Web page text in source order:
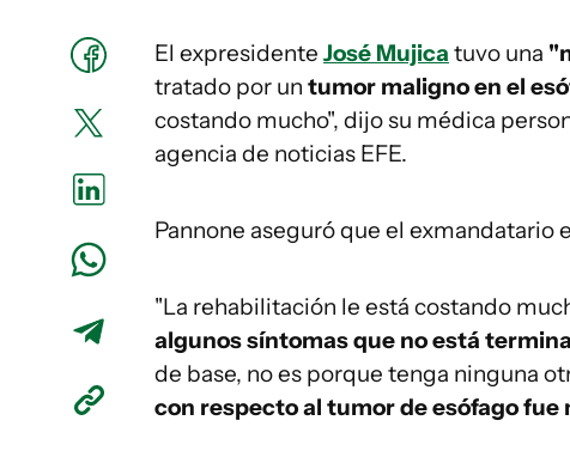
El expresidente José Mujica tuvo una
tratado por un tumor maligno en el
costando mucho", dijo su médica
agencia de noticias EFE.
Pannone aseguró que el exmandatario
"La rehabilitación le está costando
algunos síntomas que no está
de base, no es porque tenga ninguna
con respecto al tumor de esófago fue